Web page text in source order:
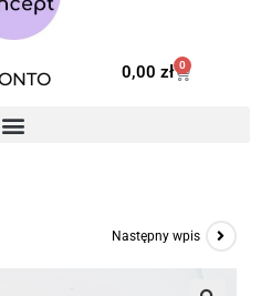
0,00zł 0
Następny wpis